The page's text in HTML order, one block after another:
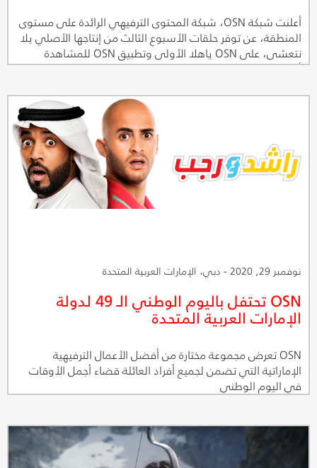
أعلنت شبكة OSN، شبكة المحتوى الترفيهي الرائدة على مستوى
المنطقة، عن توفر حلقات الأسبوع الثالث من إنتاجها الأصلي يلا
نتعشى، على OSN ياهلا الأولى وتطبيق OSN للمشاهدة
أونلاين، حيث تميزت الحلقات بالمزاح بين المشاركين وتعليقاتهم
نوفمبر 29, 2020 - دبي، الإمارات العربية المتحدة
OSN تحتفل باليوم الوطني الـ 49 لدولة
الإمارات العربية المتحدة
OSN تعرض مجموعة مختارة من أفضل الأعمال الترفيهية
الإماراتية التي تضمن لجميع أفراد العائلة قضاء أجمل الأوقات
في اليوم الوطني